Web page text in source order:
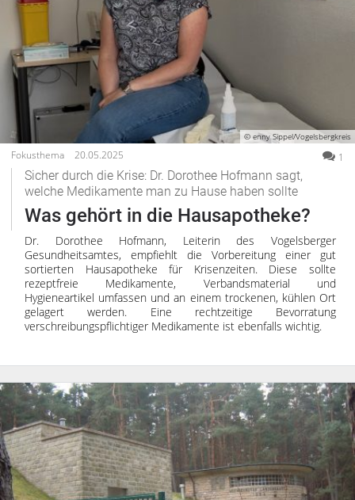
© enny Sippel/Vogelsbergkreis
Fokusthema 20.05.2025 1
Sicher durch die Krise: Dr. Dorothee Hofmann sagt,
welche Medikamente man zu Hause haben sollte
Was gehört in die Hausapotheke?
Dr. Dorothee Hofmann, Leiterin des Vogelsberger
Gesundheitsamtes, empfiehlt die Vorbereitung einer gut
sortierten Hausapotheke für Krisenzeiten. Diese sollte
rezeptfreie Medikamente, Verbandsmaterial und
Hygieneartikel umfassen und an einem trockenen, kühlen Ort
gelagert werden. Eine rechtzeitige Bevorratung
verschreibungspflichtiger Medikamente ist ebenfalls wichtig.